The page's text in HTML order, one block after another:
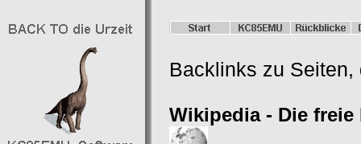
Backlinks zu
Wikipedia - Die